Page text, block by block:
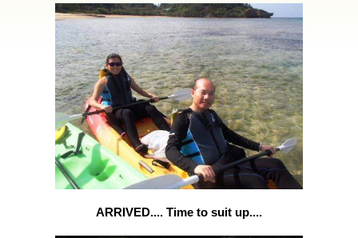
ARRIVED.... Time to suit up....